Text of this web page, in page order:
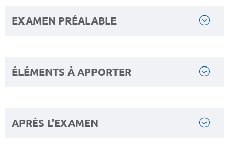
EXAMEN PRÉALABLE
ÉLÉMENTS À APPORTER
APRÈS L'EXAMEN